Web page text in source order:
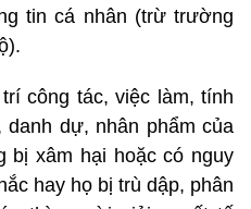
tin cá nhân (trừ trường
công tác, việc làm, tính
dự, nhân phẩm của
bị xâm hại hoặc có nguy
hay họ bị trù dập, phân